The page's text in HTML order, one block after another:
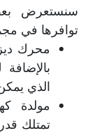
سنستعرض
توافرها في
محرك
الذي
مولدة
تمتلك